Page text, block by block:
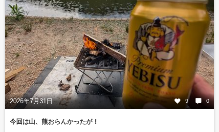
2026年7月31日 9 0
今回は山、熊おらんかったが！